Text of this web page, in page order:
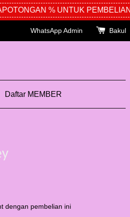
% UNTUK PEMBELIAN
WhatsApp Admin Bakul
Daftar MEMBER
dengan pembelian ini